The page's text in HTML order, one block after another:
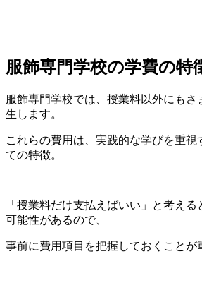
服飾専門学校の学費の特
服飾専門学校では、授業料以外にもさ
生します。
これらの費用は、実践的な学びを重視
ての特徴。
「授業料だけ支払えばいい」と考え
可能性があるので、
事前に費用項目を把握しておくことが